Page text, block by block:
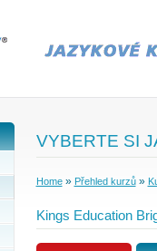
VYBERTE SI
Home» Přehled kurzů»
Kings Education